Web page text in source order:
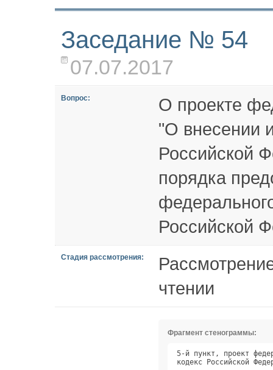
Заседание № 54
07.07.2017
Вопрос:
О проекте
"О внесении
Российской
порядка
Российской
Стадия рассмотрения:
чтении
Фрагмент стенограммы:
5-й пункт, проект
кодекс